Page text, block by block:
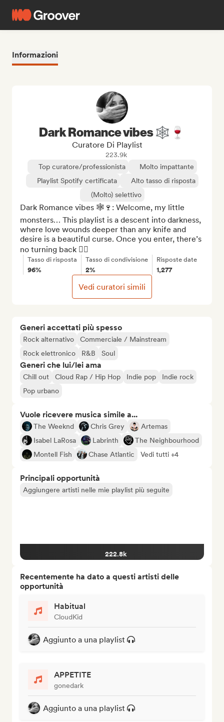
Informazioni
Generi accettati più spesso
Rock alternativo
Commerciale / Mainstream
Rock elettronico
R&B Soul
Generi che lui/lei ama
Chill out Cloud Rap / Hip Hop Indie pop
Indie rock
Pop urbano
Vuole ricevere musica simile a...
The Weeknd Chris Grey
Artemas
Isabel LaRosa
Labrinth
The Neighbourhood
Montell Fish
Chase Atlantic Vedi tutti +4
Principali opportunità
Aggiungere artisti nelle mie playlist più seguite
222.8k
Recentemente ha dato a questi artisti delle
opportunità
Habitual
CloudKid
Aggiunto a una playlist
APPETITE
gonedark
Aggiunto a una playlist
Dark Romance vibes 🕸️🍷
Curatore Di Playlist
223.9k
Top curatore/professionista
Molto impattante
Playlist Spotify certificata
Alto tasso di risposta
(Molto) selettivo
Dark Romance vibes 🕸️🍷: Welcome, my little
monsters… This playlist is a descent into darkness,
where love wounds deeper than any knife and
desire is a beautiful curse. Once you enter, there’s
no turning back ❤️‍🔥
Tasso di risposta
96%
Tasso di condivisione
2%
Risposte date
1,277
Vedi curatori simili